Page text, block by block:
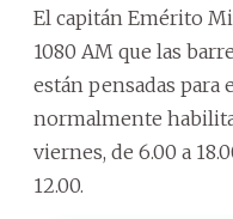
El capitán Emérito
1080 AM que las
están pensadas para
normalmente
viernes, de 6.00 a
12.00.